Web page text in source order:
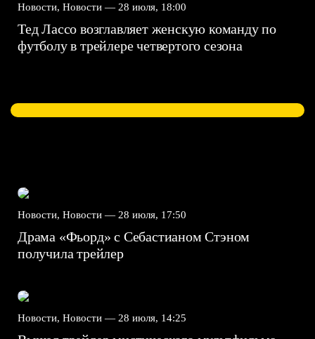
Новости, Новости — 28 июля, 18:00
Тед Лассо возглавляет женскую команду по
футболу в трейлере четвертого сезона
Новости, Новости — 28 июля, 17:50
Драма «Фьорд» с Себастианом Стэном
получила трейлер
Новости, Новости — 28 июля, 14:25